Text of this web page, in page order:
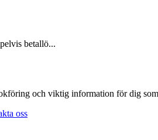
betallö...
och viktig information för dig
oss